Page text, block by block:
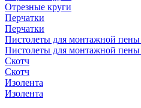
Отрезные круги
Перчатки
Перчатки
Пистолеты для монтажной пены
Пистолеты для монтажной пены
Скотч
Скотч
Изолента
Изолента